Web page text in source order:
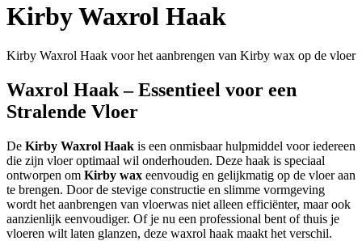
Kirby Waxrol Haak
Kirby Waxrol Haak voor het aanbrengen van Kirby wax op de vloer
Waxrol Haak – Essentieel voor een
Stralende Vloer
De Kirby Waxrol Haak is een onmisbaar hulpmiddel voor iedereen
die zijn vloer optimaal wil onderhouden. Deze haak is speciaal
ontworpen om Kirby wax eenvoudig en gelijkmatig op de vloer aan
te brengen. Door de stevige constructie en slimme vormgeving
wordt het aanbrengen van vloerwas niet alleen efficiënter, maar ook
aanzienlijk eenvoudiger. Of je nu een professional bent of thuis je
vloeren wilt laten glanzen, deze waxrol haak maakt het verschil.